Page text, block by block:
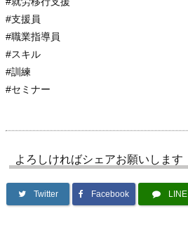
#支援員
#職業指導員
#スキル
#訓練
#セミナー
よろしければシェアお願いします
Twitter Facebook LINE